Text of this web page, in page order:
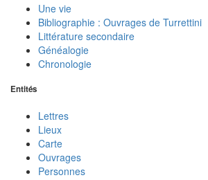
Une vie
Bibliographie : Ouvrages de Turrettini
Littérature secondaire
Généalogie
Chronologie
Entités
Lettres
Lieux
Carte
Ouvrages
Personnes